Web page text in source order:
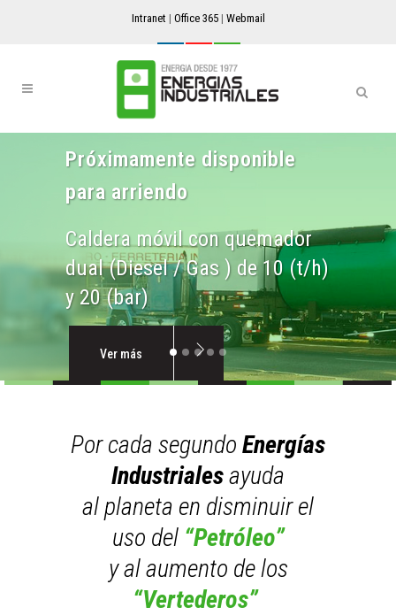
Intranet | Office 365| Webmail
Próximamente disponible
para arriendo
Caldera móvil con quemador
dual (Diesel / Gas ) de 10 (t/h)
y 20 (bar)
Ver más
Por cada segundo Energías
Industrialesayuda
al planeta en disminuir el
uso del “Petróleo”
y al aumento de los
“Vertederos”